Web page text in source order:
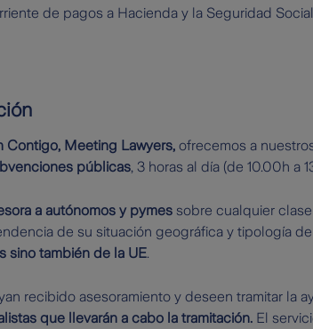
de pagos a Hacienda y la Seguridad
Contigo, Meeting Lawyers, ofrecemos a
públicas, 3 horas al día (de 10.00h a
a autónomos y pymessobre cualquier
de su situación geográfica y tipología
sino también de la UE.
recibido asesoramiento y deseen tramitar la
que llevarán a cabo la tramitación.El